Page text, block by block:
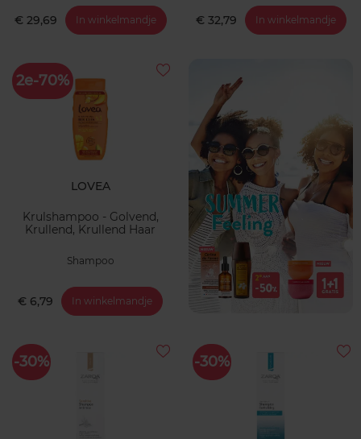
€ 29,69 In winkelmandje € 32,79 In winkelmandje
2e-70%
LOVEA
Krulshampoo - Golvend,
Krullend, Krullend Haar
Shampoo
€ 6,79 In winkelmandje
-30% -30%